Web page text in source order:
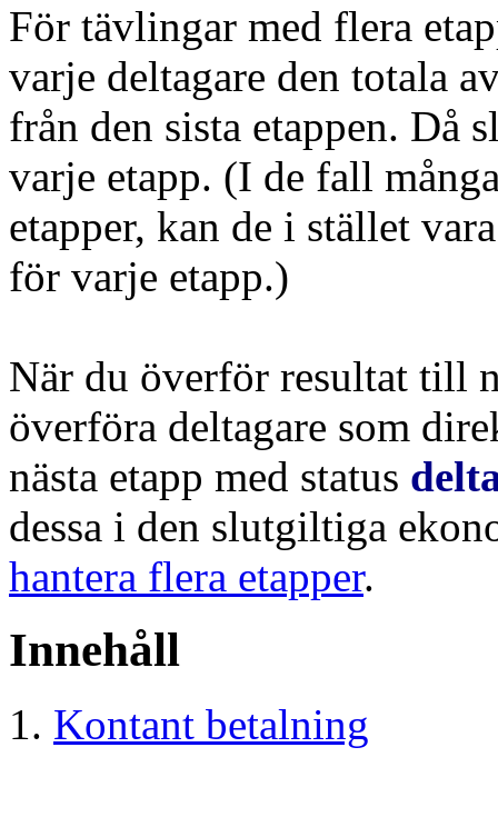
För tävlingar med flera
varje deltagare den totala
från den sista etappen. Då
varje etapp. (I de fall
etapper, kan de i stället
för varje etapp.)
När du överför resultat till
överföra deltagare som
nästa etapp med status
dessa i den slutgiltiga
hantera flera etapper.
Innehåll
Kontant betalning